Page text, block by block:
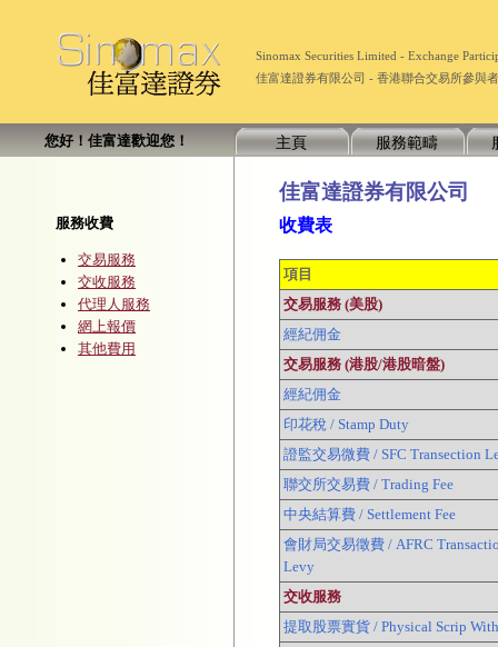
Sinomax Securities Limited - Exchange
佳富達證券有限公司 - 香港聯合交易所參與
您好！佳富達歡迎您！ 主頁 服務範疇
服務收費
交易服務
交收服務
代理人服務
網上報價
其他費用
佳富達證券有限公司
收費表
項目
交易服務 (美股)
經紀佣金
交易服務 (港股/港股暗盤)
經紀佣金
印花稅 / Stamp Duty
證監交易微費 / SFC Transection
聯交所交易費 / Trading Fee
中央結算費 / Settlement Fee
會財局交易徵費 / AFRC
Levy
交收服務
提取股票實貨 / Physical Scrip